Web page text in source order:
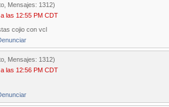
Mensajes: 1312)
las 12:55 PM CDT
cojio con vcl
Mensajes: 1312)
las 12:56 PM CDT